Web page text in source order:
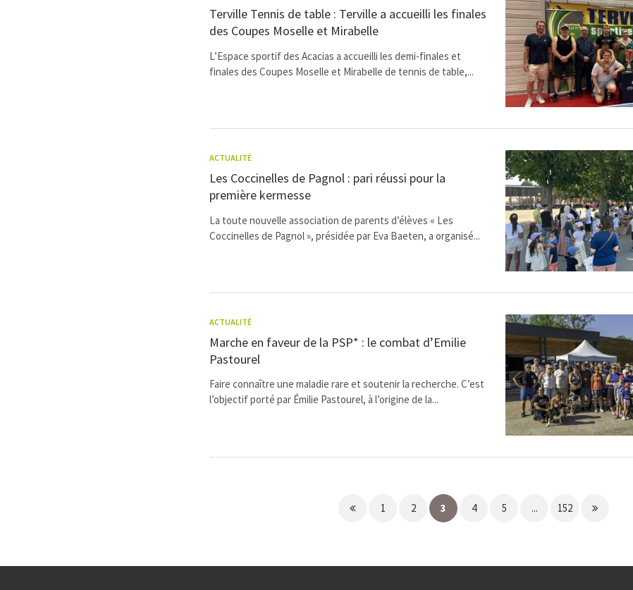
Terville Tennis de table : Terville a accueilli les finales
des Coupes Moselle et Mirabelle
L’Espace sportif des Acacias a accueilli les demi-finales et
finales des Coupes Moselle et Mirabelle de tennis de table,...
ACTUALITÉ
Les Coccinelles de Pagnol : pari réussi pour la
première kermesse
La toute nouvelle association de parents d’élèves « Les
Coccinelles de Pagnol », présidée par Eva Baeten, a organisé...
ACTUALITÉ
Marche en faveur de la PSP* : le combat d’Emilie
Pastourel
Faire connaître une maladie rare et soutenir la recherche. C’est
l’objectif porté par Émilie Pastourel, à l’origine de la...
précédente
1 2 3 4 5 ... 152
suivante